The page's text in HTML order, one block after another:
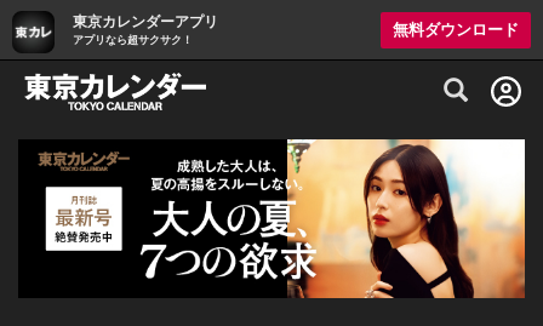
東京カレンダーアプリ
アプリなら超サクサク！
無料ダウンロード
グルメ情報・プレミアムレストラン予約